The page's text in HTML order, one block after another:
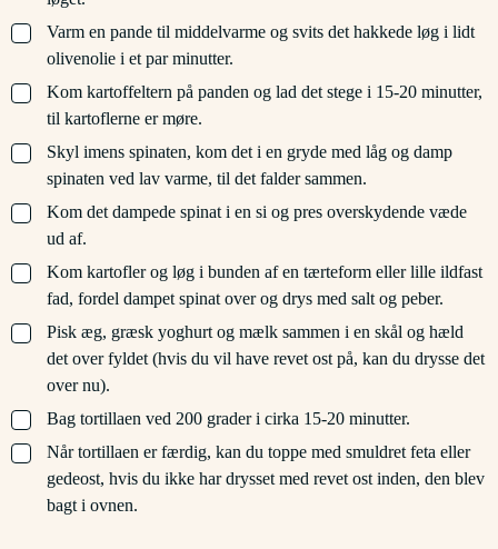
▢
Varm en pande til middelvarme og svits det hakkede løg i lidt
olivenolie i et par minutter.
▢
Kom kartoffeltern på panden og lad det stege i 15-20 minutter,
til kartoflerne er møre.
▢
Skyl imens spinaten, kom det i en gryde med låg og damp
spinaten ved lav varme, til det falder sammen.
▢
Kom det dampede spinat i en si og pres overskydende væde
ud af.
▢
Kom kartofler og løg i bunden af en tærteform eller lille ildfast
fad, fordel dampet spinat over og drys med salt og peber.
▢
Pisk æg, græsk yoghurt og mælk sammen i en skål og hæld
det over fyldet (hvis du vil have revet ost på, kan du drysse det
over nu).
▢
Bag tortillaen ved 200 grader i cirka 15-20 minutter.
▢
Når tortillaen er færdig, kan du toppe med smuldret feta eller
gedeost, hvis du ikke har drysset med revet ost inden, den blev
bagt i ovnen.